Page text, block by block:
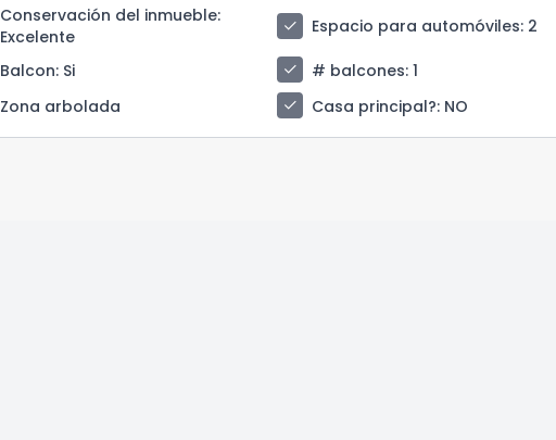
Conservación del inmueble:
Excelente
check Espacio para automóviles: 2
Balcon: Si check # balcones: 1
Zona arbolada check Casa principal?: NO